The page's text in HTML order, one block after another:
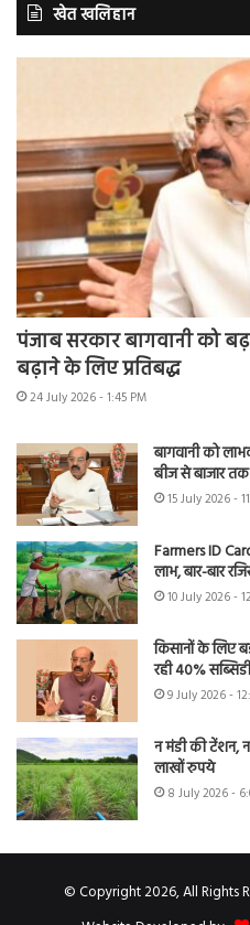
खेत खलिहान
पंजाब सरकार बागवानी को
बढ़ाने के लिए प्रतिबद्ध
24 July 2026 - 1:45 PM
बागवानी को
बीज से बाजार तक
15 July 2026 -
Farmers ID
लाभ, बार-बार
10 July 2026 -
किसानों के लिए
रही 40%
9 July 2026 -
न मंडी की टेंशन,
लाखों रुपये
8 July 2026 -
© Copyright 2026, All Rights